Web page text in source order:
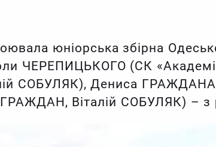
юніорська збірна
ЧЕРЕПИЦЬКОГО (СК
СОБУЛЯК), Дениса
Віталій СОБУЛЯК) – з